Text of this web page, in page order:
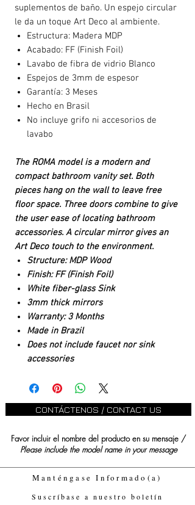
suplementos de baño. Un espejo circular
le da un toque Art Deco al ambiente.
Estructura: Madera MDP
Acabado: FF (Finish Foil)
Lavabo de fibra de vidrio Blanco
Espejos de 3mm de espesor
Garantía: 3 Meses
Hecho en Brasil
No incluye grifo ni accesorios de
lavabo
The ROMA model is a modern and
compact bathroom vanity set. Both
pieces hang on the wall to leave free
floor space. Three doors combine to give
the user ease of locating bathroom
accessories. A circular mirror gives an
Art Deco touch to the environment.
Structure: MDP Wood
Finish: FF (Finish Foil)
White fiber-glass Sink
3mm thick mirrors
Warranty: 3 Months
Made in Brazil
Does not include faucet nor sink
accessories
CONTÁCTENOS / CONTACT US
Favor incluir el nombre del producto en su mensaje /
Please include the model name in your message
Manténgase Informado(a)
Suscríbase a nuestro boletín